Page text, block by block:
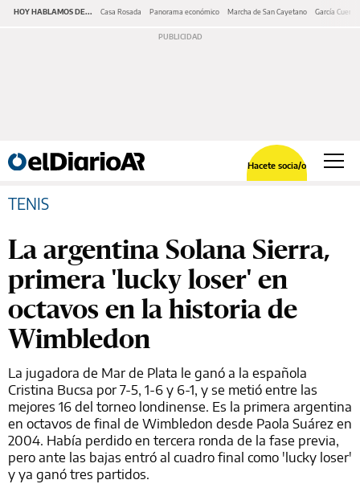
HOY HABLAMOS DE... Casa Rosada Panorama económico Marcha de San Cayetano García Cuerva
Hacete socia/o
TENIS
La argentina Solana Sierra,
primera 'lucky loser' en
octavos en la historia de
Wimbledon
La jugadora de Mar de Plata le ganó a la española
Cristina Bucsa por 7-5, 1-6 y 6-1, y se metió entre las
mejores 16 del torneo londinense. Es la primera argentina
en octavos de final de Wimbledon desde Paola Suárez en
2004. Había perdido en tercera ronda de la fase previa,
pero ante las bajas entró al cuadro final como 'lucky loser'
y ya ganó tres partidos.